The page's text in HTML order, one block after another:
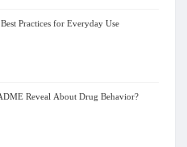
Practices for Everyday Use
Reveal About Drug Behavior?